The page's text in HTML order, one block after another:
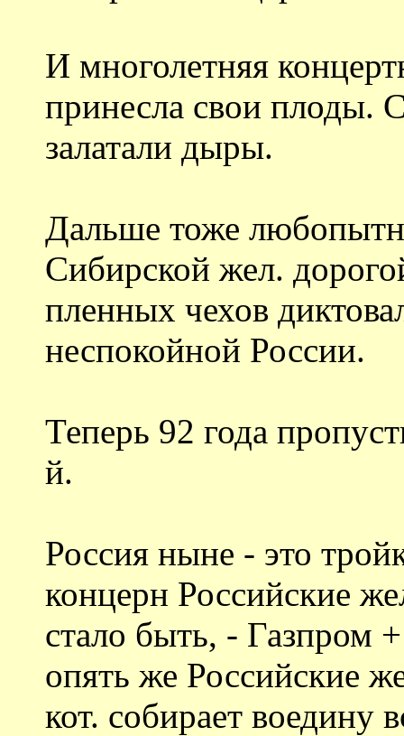
И многолетняя
принесла свои плоды.
залатали дыры.
Дальше тоже
Сибирской жел.
пленных чехов
неспокойной России.
Теперь 92 года
й.
Россия ныне - это
концерн Российские
стало быть, - Газпром
опять же Российские
кот. собирает воедину